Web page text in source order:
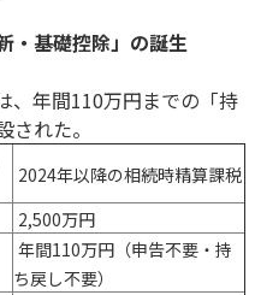
・基礎控除」の誕生
、年間110万円までの「持
れた。
2024年以降の相続時精算課税
2,500万円
年間110万円（申告不要・持
ち戻し不要）